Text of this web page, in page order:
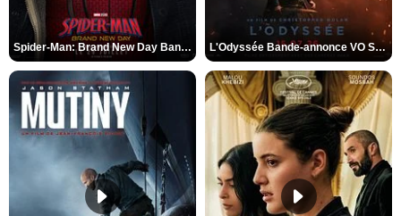
Spider-Man: Brand New Day Bande-annonce VO STFR L'Odyssée Bande-annonce VO STFR